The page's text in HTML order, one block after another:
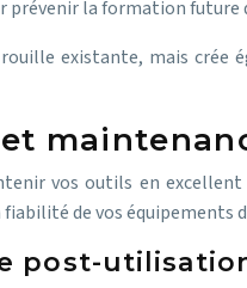
prévenir la formation future
existante, mais crée
vos outils en
de vos équipements
post-